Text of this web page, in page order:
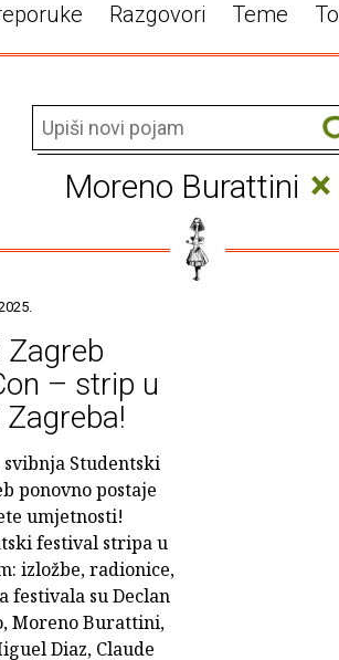
Razgovori Teme
Moreno Burattini ×
Zagreb
– strip u
svibnja Studentski
ponovno postaje
umjetnosti!
festival stripa u
izložbe, radionice,
festivala su Declan
Moreno Burattini,
Diaz, Claude